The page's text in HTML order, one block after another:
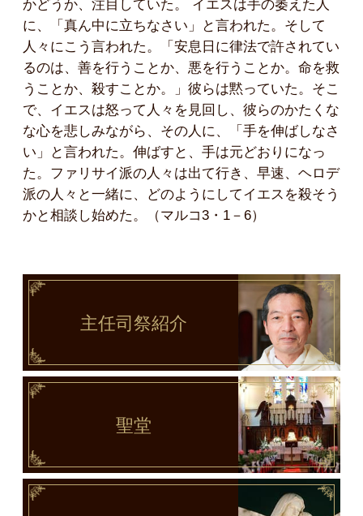
かどうか、注目していた。 イエスは手の萎えた人
に、「真ん中に立ちなさい」と言われた。そして
人々にこう言われた。「安息日に律法で許されてい
るのは、善を行うことか、悪を行うことか。命を救
うことか、殺すことか。」彼らは黙っていた。そこ
で、イエスは怒って人々を見回し、彼らのかたくな
な心を悲しみながら、その人に、「手を伸ばしなさ
い」と言われた。伸ばすと、手は元どおりになっ
た。ファリサイ派の人々は出て行き、早速、ヘロデ
派の人々と一緒に、どのようにしてイエスを殺そう
かと相談し始めた。（マルコ3・1－6）
主任司祭紹介
聖堂